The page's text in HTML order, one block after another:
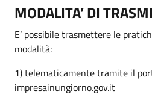
MODALITA’ DI
E’ possibile trasmettere le
modalità:
1) telematicamente tramite il
impresainungiorno.gov.it